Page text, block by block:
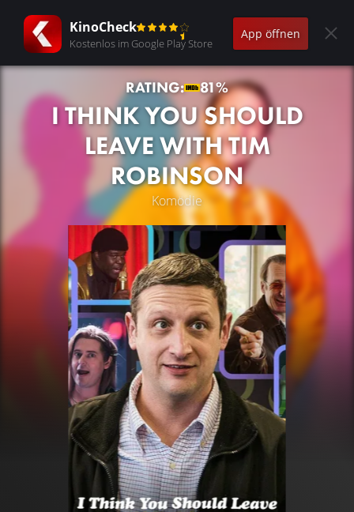
KinoCheck
Kostenlos im Google Play Store
App öffnen
RATING: 81%
I THINK YOU SHOULD
LEAVE WITH TIM
ROBINSON
Komödie